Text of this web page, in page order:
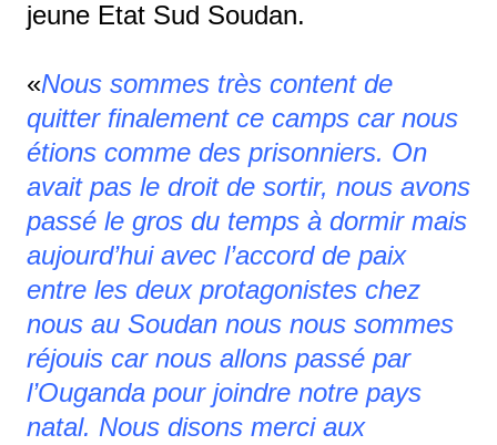
jeune Etat Sud Soudan.
«Nous sommes très content de
quitter finalement ce camps car nous
étions comme des prisonniers. On
avait pas le droit de sortir, nous avons
passé le gros du temps à dormir mais
aujourd’hui avec l’accord de paix
entre les deux protagonistes chez
nous au Soudan nous nous sommes
réjouis car nous allons passé par
l’Ouganda pour joindre notre pays
natal. Nous disons merci aux